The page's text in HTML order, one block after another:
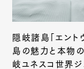
隠岐諸島「エントウ
島の魅力と本物の
岐ユネスコ世界ジ